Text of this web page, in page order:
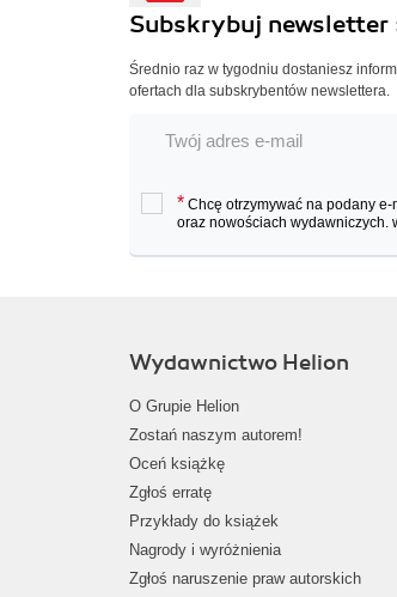
Subskrybuj newsletter
Średnio raz w tygodniu dostaniesz
ofertach dla subskrybentów newslettera.
* Chcę otrzymywać na podany
oraz nowościach wydawniczych.
Wydawnictwo Helion
O Grupie Helion
Zostań naszym autorem!
Oceń książkę
Zgłoś erratę
Przykłady do książek
Nagrody i wyróżnienia
Zgłoś naruszenie praw autorskich